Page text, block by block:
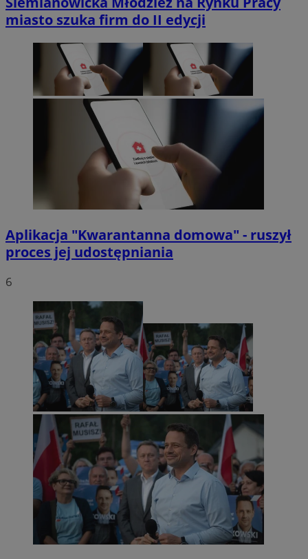
miasto szuka firm do II edycji
Aplikacja "Kwarantanna domowa" - ruszył
proces jej udostępniania
6